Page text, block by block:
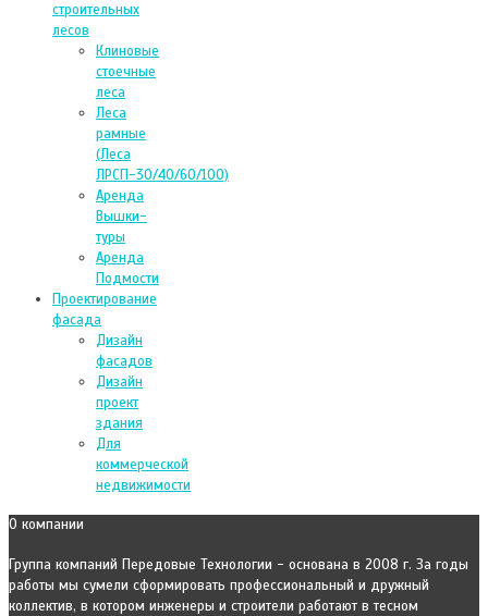
строительных
лесов
Клиновые
стоечные
леса
Леса
рамные
(Леса
ЛРСП-30/40/60/100)
Аренда
Вышки-
туры
Аренда
Подмости
Проектирование
фасада
Дизайн
фасадов
Дизайн
проект
здания
Для
коммерческой
недвижимости
О компании
Группа компаний Передовые Технологии - основана в 2008 г. За годы
работы мы сумели сформировать профессиональный и дружный
коллектив, в котором инженеры и строители работают в тесном